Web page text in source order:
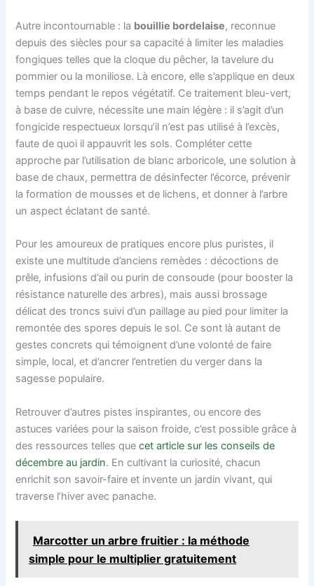
Autre incontournable : la bouillie bordelaise, reconnue
depuis des siècles pour sa capacité à limiter les maladies
fongiques telles que la cloque du pêcher, la tavelure du
pommier ou la moniliose. Là encore, elle s’applique en deux
temps pendant le repos végétatif. Ce traitement bleu-vert,
à base de cuivre, nécessite une main légère : il s’agit d’un
fongicide respectueux lorsqu’il n’est pas utilisé à l’excès,
faute de quoi il appauvrit les sols. Compléter cette
approche par l’utilisation de blanc arboricole, une solution à
base de chaux, permettra de désinfecter l’écorce, prévenir
la formation de mousses et de lichens, et donner à l’arbre
un aspect éclatant de santé.
Pour les amoureux de pratiques encore plus puristes, il
existe une multitude d’anciens remèdes : décoctions de
prêle, infusions d’ail ou purin de consoude (pour booster la
résistance naturelle des arbres), mais aussi brossage
délicat des troncs suivi d’un paillage au pied pour limiter la
remontée des spores depuis le sol. Ce sont là autant de
gestes concrets qui témoignent d’une volonté de faire
simple, local, et d’ancrer l’entretien du verger dans la
sagesse populaire.
Retrouver d’autres pistes inspirantes, ou encore des
astuces variées pour la saison froide, c’est possible grâce à
des ressources telles quecet article sur les conseils de
décembre au jardin. En cultivant la curiosité, chacun
enrichit son savoir-faire et invente un jardin vivant, qui
traverse l’hiver avec panache.
Marcotter un arbre fruitier : la méthode
simple pour le multiplier gratuitement